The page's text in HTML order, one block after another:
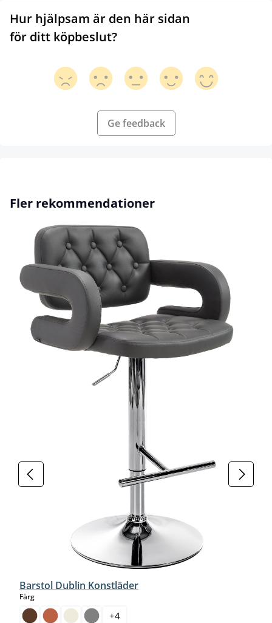
Hur hjälpsam är den här sidan
för ditt köpbeslut?
Ge feedback
Hoppa över produktgalleri
Fler rekommendationer
Barstol Dublin Konstläder
Färgselect
+4